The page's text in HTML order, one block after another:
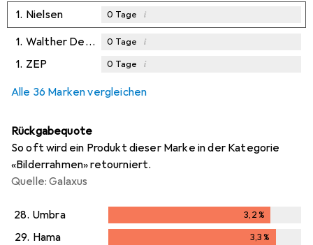
1. Nielsen 0 Tage i
1. Walther Design 0 Tage i
1. ZEP 0 Tage i
Alle 36 Marken vergleichen
Rückgabequote
So oft wird ein Produkt dieser Marke in der Kategorie
«Bilderrahmen» retourniert.
Quelle: Galaxus
28. Umbra 3,2%
3,2%
29. Hama 3,3%